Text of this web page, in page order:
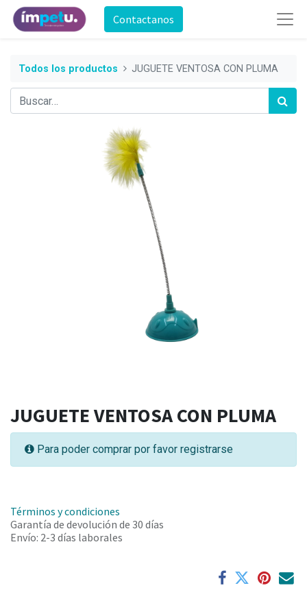
Contactanos
Todos los productos JUGUETE VENTOSA CON PLUMA
JUGUETE VENTOSA CON PLUMA
Para poder comprar por favor registrarse
Términos y condiciones
Garantía de devolución de 30 días
Envío: 2-3 días laborales